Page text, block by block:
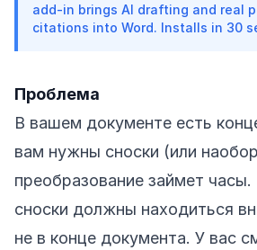
add-in brings AI drafting and real
citations into Word. Installs in 30
Проблема
В вашем документе есть
вам нужны сноски (или
преобразование займет
сноски должны находиться
не в конце документа. У вас